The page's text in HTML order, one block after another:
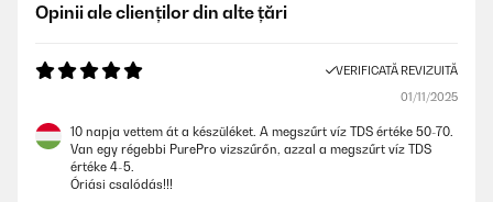
Opinii ale clienților din alte țări
VERIFICATĂ REVIZUITĂ
01/11/2025
10 napja vettem át a készüléket. A megszűrt víz TDS értéke 50-70.
Van egy régebbi PurePro vizszűrőn, azzal a megszűrt víz TDS
értéke 4-5.
Óriási csalódás!!!